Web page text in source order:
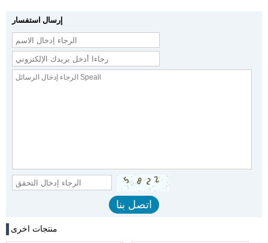
إرسال استفسار
منتجات اخرى